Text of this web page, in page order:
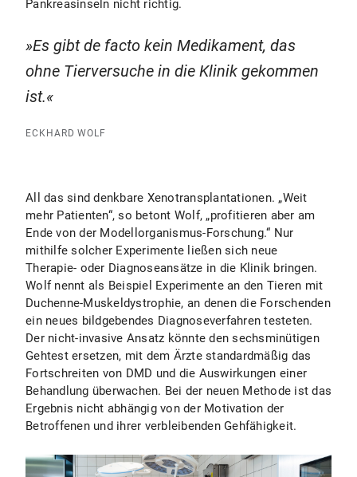
Pankreasinseln nicht richtig.
Es gibt de facto kein Medikament, das
ohne Tierversuche in die Klinik gekommen
ist.
ECKHARD WOLF
All das sind denkbare Xenotransplantationen. „Weit
mehr Patienten“, so betont Wolf, „profitieren aber am
Ende von der Modellorganismus-Forschung.“ Nur
mithilfe solcher Experimente ließen sich neue
Therapie- oder Diagnoseansätze in die Klinik bringen.
Wolf nennt als Beispiel Experimente an den Tieren mit
Duchenne-Muskeldystrophie, an denen die Forschenden
ein neues bildgebendes Diagnoseverfahren testeten.
Der nicht-invasive Ansatz könnte den sechsminütigen
Gehtest ersetzen, mit dem Ärzte standardmäßig das
Fortschreiten von DMD und die Auswirkungen einer
Behandlung überwachen. Bei der neuen Methode ist das
Ergebnis nicht abhängig von der Motivation der
Betroffenen und ihrer verbleibenden Gehfähigkeit.